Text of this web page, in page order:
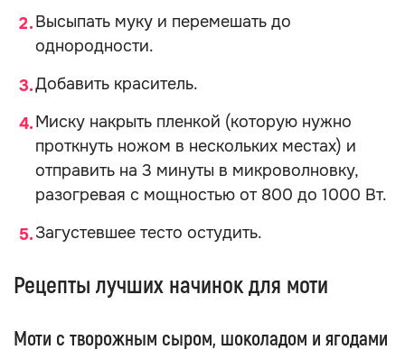
Высыпать муку и перемешать до
однородности.
Добавить краситель.
Миску накрыть пленкой (которую нужно
проткнуть ножом в нескольких местах) и
отправить на 3 минуты в микроволновку,
разогревая с мощностью от 800 до 1000 Вт.
Загустевшее тесто остудить.
Рецепты лучших начинок для моти
Моти с творожным сыром, шоколадом и ягодами